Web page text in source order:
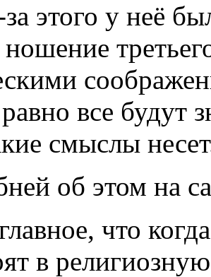
этого у неё
все будут
смыслы
об этом на
что
в